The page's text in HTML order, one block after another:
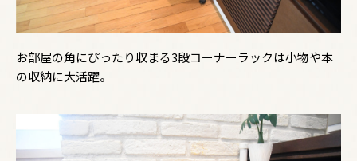
お部屋の角にぴったり収まる3段コーナーラックは小物や本
の収納に大活躍。